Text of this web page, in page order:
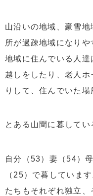
山沿いの地域、豪雪
所が過疎地域になり
地域に住んでいる人達
越しをしたり、老人
りして、住んでいた場
とある山間に暮してい
自分（53）妻（54）
（25）で暮していま
たちもそれぞれ独立